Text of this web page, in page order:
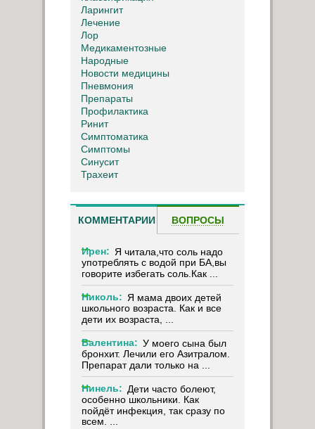
Ларингит
Лечение
Лор
Медикаментозные
Народные
Новости медицины
Пневмония
Препараты
Профилактика
Ринит
Симптоматика
Симптомы
Синусит
Трахеит
КОММЕНТАРИИ ВОПРОСЫ
Ирен: Я читала,что соль надо
употреблять с водой при БА,вы
говорите избегать соль.Как ...
Николь: Я мама двоих детей
школьного возраста. Как и все
дети их возраста, ...
Валентина: У моего сына был
бронхит. Лечили его Азитралом.
Препарат дали только на ...
Нинель: Дети часто болеют,
особенно школьники. Как
пойдёт инфекция, так сразу по
всем. ...